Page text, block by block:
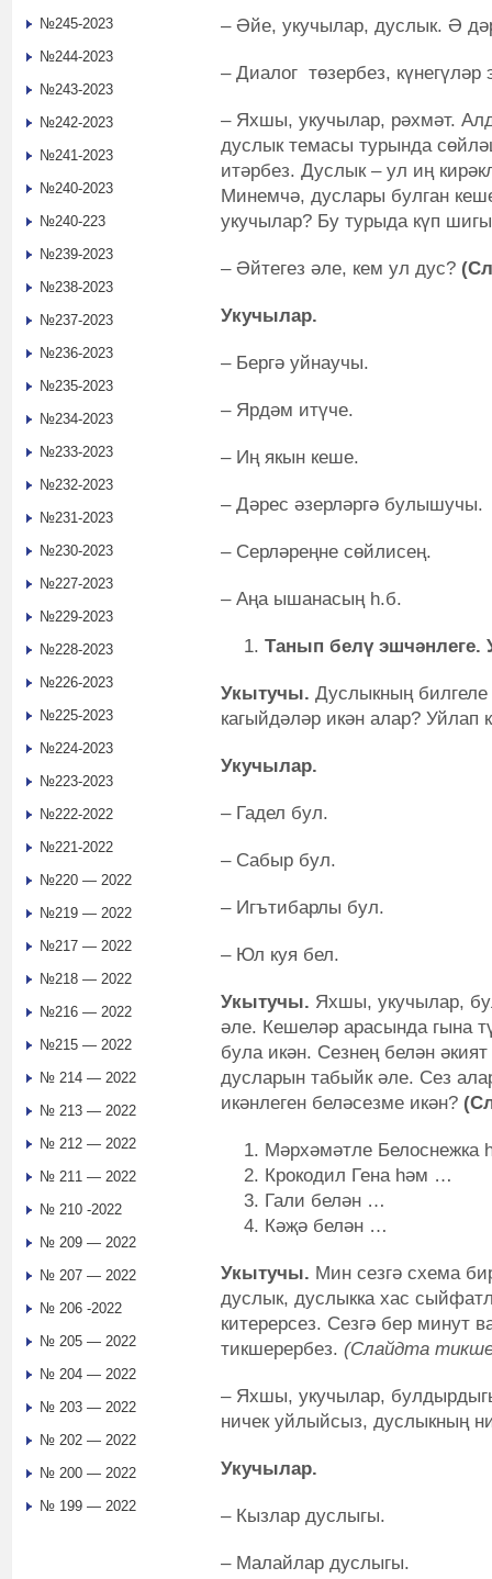
– Әйе, укучылар, дуслык. Ә
– Диалог төзербез,
– Яхшы, укучылар, рәхмәт.
дуслык темасы турында
итәрбез. Дуслык – ул иң
Минемчә, дуслары булган
укучылар? Бу турыда күп
– Әйтегез әле, кем ул дус?
Укучылар.
– Бергә уйнаучы.
– Ярдәм итүче.
– Иң якын кеше.
– Дәрес әзерләргә булышучы.
– Серләреңне сөйлисең.
– Аңа ышанасың һ.б.
Танып белү эшчәнлеге.
Укытучы. Дуслыкның
кагыйдәләр икән алар? Уйлап
Укучылар.
– Гадел бул.
– Сабыр бул.
– Игътибарлы бул.
– Юл куя бел.
Укытучы. Яхшы, укучылар,
әле. Кешеләр арасында гына
була икән. Сезнең белән
дусларын табыйк әле. Сез
икәнлеген беләсезме икән?
Мәрхәмәтле
Крокодил Гена һәм …
Гали белән …
Кәҗә белән …
Укытучы. Мин сезгә схема
дуслык, дуслыкка хас
китерерсез. Сезгә бер минут
тикшерербез. (Слайдта
– Яхшы, укучылар,
ничек уйлыйсыз, дуслыкның
Укучылар.
– Кызлар дуслыгы.
– Малайлар дуслыгы.
№245-2023
№244-2023
№243-2023
№242-2023
№241-2023
№240-2023
№240-223
№239-2023
№238-2023
№237-2023
№236-2023
№235-2023
№234-2023
№233-2023
№232-2023
№231-2023
№230-2023
№227-2023
№229-2023
№228-2023
№226-2023
№225-2023
№224-2023
№223-2023
№222-2022
№221-2022
№220 — 2022
№219 — 2022
№217 — 2022
№218 — 2022
№216 — 2022
№215 — 2022
№ 214 — 2022
№ 213 — 2022
№ 212 — 2022
№ 211 — 2022
№ 210 -2022
№ 209 — 2022
№ 207 — 2022
№ 206 -2022
№ 205 — 2022
№ 204 — 2022
№ 203 — 2022
№ 202 — 2022
№ 200 — 2022
№ 199 — 2022